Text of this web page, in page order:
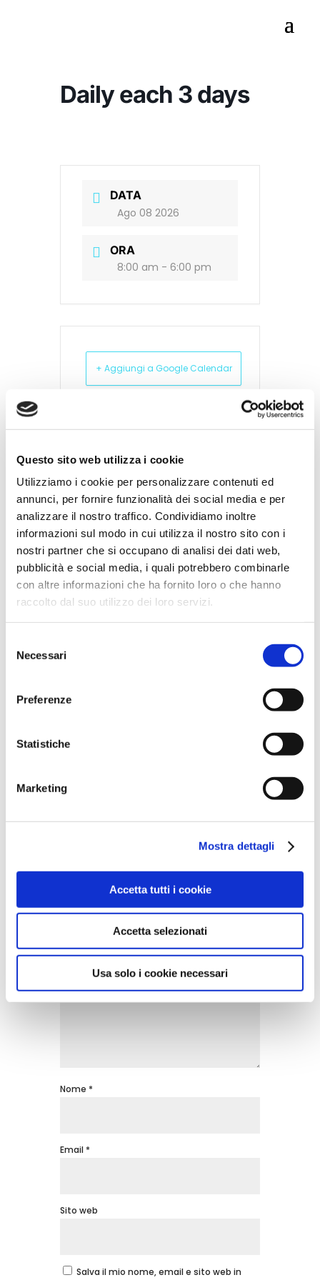
Questo sito web utilizza i cookie
Utilizziamo i cookie per personalizzare contenuti ed
annunci, per fornire funzionalità dei social media e per
analizzare il nostro traffico. Condividiamo inoltre
informazioni sul modo in cui utilizza il nostro sito con i
nostri partner che si occupano di analisi dei dati web,
pubblicità e social media, i quali potrebbero combinarle
con altre informazioni che ha fornito loro o che hanno
raccolto dal suo utilizzo dei loro servizi.
delNecessari
Preferenze
Statistiche
Marketing
Mostra dettagli
Accetta tutti i cookie
Accetta selezionati
Usa solo i cookie necessari
Daily each 3 days
DATA
Ago 08 2026
ORA
8:00 am - 6:00 pm
+ Aggiungi a Google Calendar
1 11 52 58
Invia commento
campi obbligatori sono contrassegnati*
Nome *
Email *
Sito web
Salva il mio nome, email e sito web in